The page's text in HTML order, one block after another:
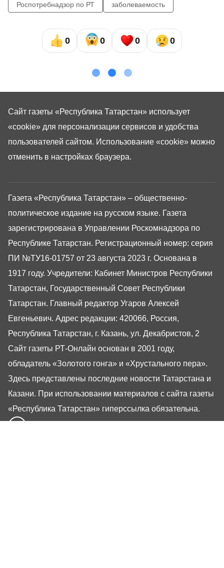
Роспотребнадзор по РТ
заболеваемость
0 0 0 0
Газета «Республика Татарстан» – общественно-
политическое издание на русском языке. Газета
зарегистрирована в Управлении Роскомнадзора по
Республике Татарстан. Регистрационный номер: серия
ПИ №ТУ16-01757 от 23 августа 2023 г. Основана в
1917 году. Учредители: Кабинет Министров Республики
Татарстан, Государственный Совет Республики
Татарстан. Главный редактор Угаров Алексей
Евгеньевич. Адрес редакции: 420066, Россия,
Республика Татарстан, г. Казань, ул. Декабристов, 2
Сайт газеты РТ-Онлайн основан в 2001 году,
обладатель «Золотого гонга» и «Хрустального пера».
Здесь представлены последние новости Татарстана и
Казани. При использовании материалов с сайта газеты
«Республика Татарстан» гиперссылка обязательна.
Сайт газеты «Республика Татарстан» использует
«cookie» для персонализации сервисов и удобства
пользователей сайтом. Использование «cookie» можно
отменить в настройках браузера.